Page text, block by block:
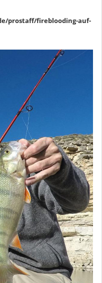
prostaff/fireblooding-auf-